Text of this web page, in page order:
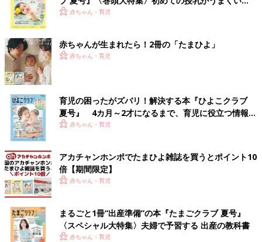
く！ おっぱい・ミルクの基本と夏のトラブル 解決テ
赤ちゃん・育児
赤ちゃんが生まれたら！2冊の「たまひよ」
赤ちゃん・育児
育児の困ったがズバリ！解決する本『ひよこクラブ
夏号』 4カ月～2才になるまで、育児に役立つ情報が
いっぱい！
赤ちゃん・育児
アカチャンホンポでたまひよ雑誌を買うとポイント10
倍【期間限定】
赤ちゃん・育児
まるごと1冊“出産準備”の本『たまごクラブ 夏号』
〈スペシャル大特集〉夫婦で予習する 出産の教科書
赤ちゃん・育児